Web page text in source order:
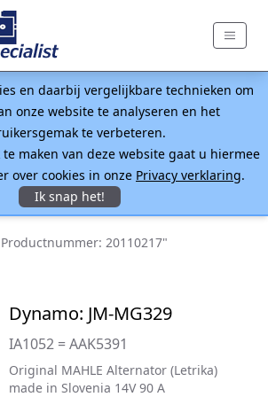
en daarbij vergelijkbare technieken om
onze website te analyseren en het
te verbeteren.
maken van deze website gaat u hiermee
over cookies in onze Privacy verklaring.
Ik snap het!
20110217"
Dynamo: JM-MG329
IA1052 = AAK5391
Original MAHLE Alternator (Letrika)
made in Slovenia 14V 90 A